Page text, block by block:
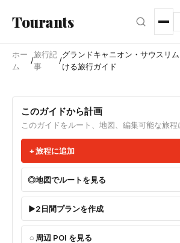
Tourants
ホー
ム
/
旅行記
事
/
グランドキャニオン・サウスリ
ける旅行ガイド
このガイドから計画
このガイドをルート、地図、編集可能な旅程
旅程に追加
地図でルートを見る
2日間プランを作成
周辺 POI を見る